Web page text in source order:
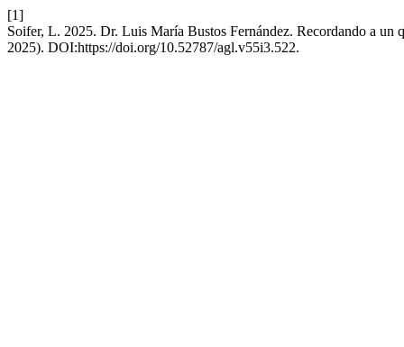
[1]
Soifer, L. 2025. Dr. Luis María Bustos Fernández. Recordando a un
2025). DOI:https://doi.org/10.52787/agl.v55i3.522.